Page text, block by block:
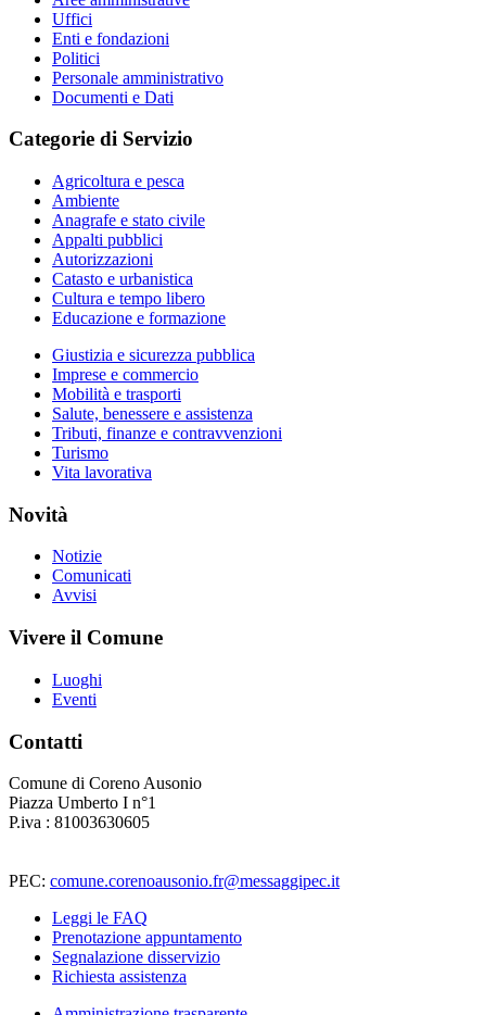
Uffici
Enti e fondazioni
Politici
Personale amministrativo
Documenti e Dati
Categorie di Servizio
Agricoltura e pesca
Ambiente
Anagrafe e stato civile
Appalti pubblici
Autorizzazioni
Catasto e urbanistica
Cultura e tempo libero
Educazione e formazione
Giustizia e sicurezza pubblica
Imprese e commercio
Mobilità e trasporti
Salute, benessere e assistenza
Tributi, finanze e contravvenzioni
Turismo
Vita lavorativa
Novità
Notizie
Comunicati
Avvisi
Vivere il Comune
Luoghi
Eventi
Contatti
Comune di Coreno Ausonio
Piazza Umberto I n°1
P.iva : 81003630605
PEC: comune.corenoausonio.fr@messaggipec.it
Leggi le FAQ
Prenotazione appuntamento
Segnalazione disservizio
Richiesta assistenza